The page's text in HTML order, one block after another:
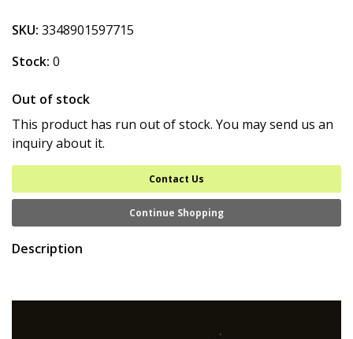
SKU: 3348901597715
Stock: 0
Out of stock
This product has run out of stock. You may send us an
inquiry about it.
Contact Us
Continue Shopping
Description